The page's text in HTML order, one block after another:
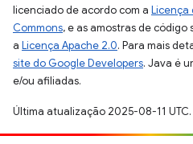
licenciado de acordo com a Licença
Commons, e as amostras de
a Licença Apache 2.0. Para mais
site do Google Developers. Java é
e/ou afiliadas.
Última atualização 2025-08-11 UTC.